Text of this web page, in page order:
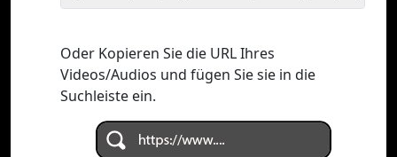
Oder Kopieren Sie die URL Ihres
Videos/Audios und fügen Sie sie in die
Suchleiste ein.